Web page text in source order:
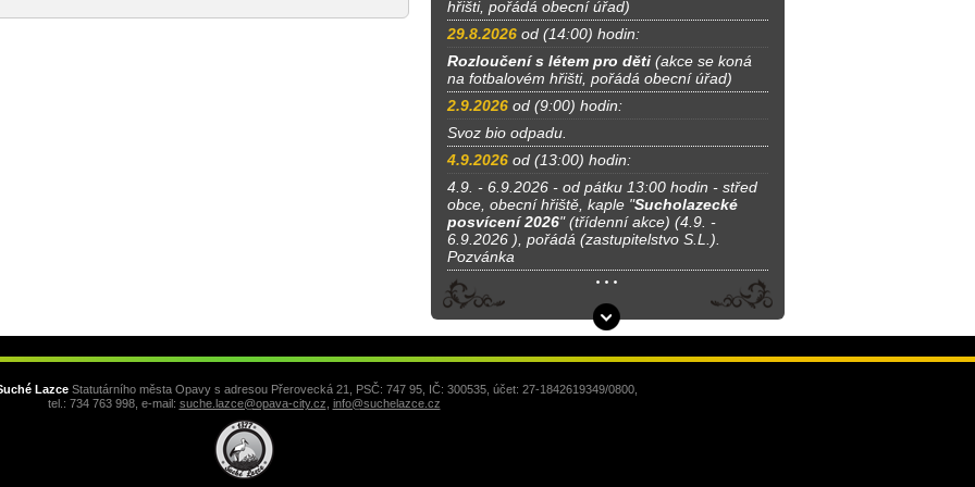
hřišti, pořádá obecní úřad)
29.8.2026od (14:00) hodin:
Rozloučení s létem pro děti(akce se koná
na fotbalovém hřišti, pořádá obecní úřad)
2.9.2026od (9:00) hodin:
Svoz bio odpadu.
4.9.2026od (13:00) hodin:
4.9. - 6.9.2026 - od pátku 13:00 hodin - střed
obce, obecní hřiště, kaple "Sucholazecké
posvícení 2026" (třídenní akce) (4.9. -
6.9.2026 ), pořádá (zastupitelstvo S.L.).
Pozvánka
Lazce Statutárního města Opavy s adresou Přerovecká 21, PSČ: 747 95, IČ: 300535, účet: 27-1842619349/0800,
tel.: 734 763 998, e-mail: suche.lazce@opava-city.cz info@suchelazce.cz